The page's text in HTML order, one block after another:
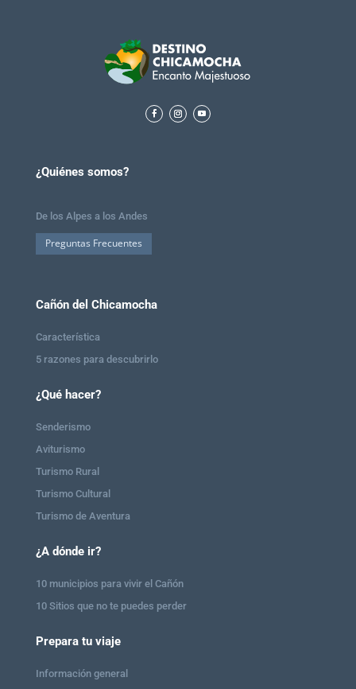
¿Quiénes somos?
De los Alpes a los Andes
Preguntas Frecuentes
Cañón del Chicamocha
Característica
5 razones para descubrirlo
¿Qué hacer?
Senderismo
Aviturismo
Turismo Rural
Turismo Cultural
Turismo de Aventura
¿A dónde ir?
10 municipios para vivir el Cañón
10 Sitios que no te puedes perder
Prepara tu viaje
Información general